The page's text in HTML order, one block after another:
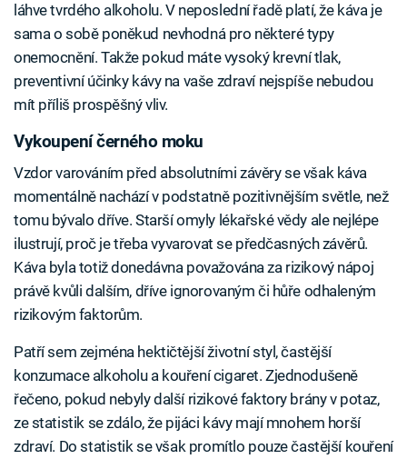
láhve tvrdého alkoholu. V neposlední řadě platí, že káva je
sama o sobě poněkud nevhodná pro některé typy
onemocnění. Takže pokud máte vysoký krevní tlak,
preventivní účinky kávy na vaše zdraví nejspíše nebudou
mít příliš prospěšný vliv.
Vykoupení černého moku
Vzdor varováním před absolutními závěry se však káva
momentálně nachází v podstatně pozitivnějším světle, než
tomu bývalo dříve. Starší omyly lékařské vědy ale nejlépe
ilustrují, proč je třeba vyvarovat se předčasných závěrů.
Káva byla totiž donedávna považována za rizikový nápoj
právě kvůli dalším, dříve ignorovaným či hůře odhaleným
rizikovým faktorům.
Patří sem zejména hektičtější životní styl, častější
konzumace alkoholu a kouření cigaret. Zjednodušeně
řečeno, pokud nebyly další rizikové faktory brány v potaz,
ze statistik se zdálo, že pijáci kávy mají mnohem horší
zdraví. Do statistik se však promítlo pouze častější kouření